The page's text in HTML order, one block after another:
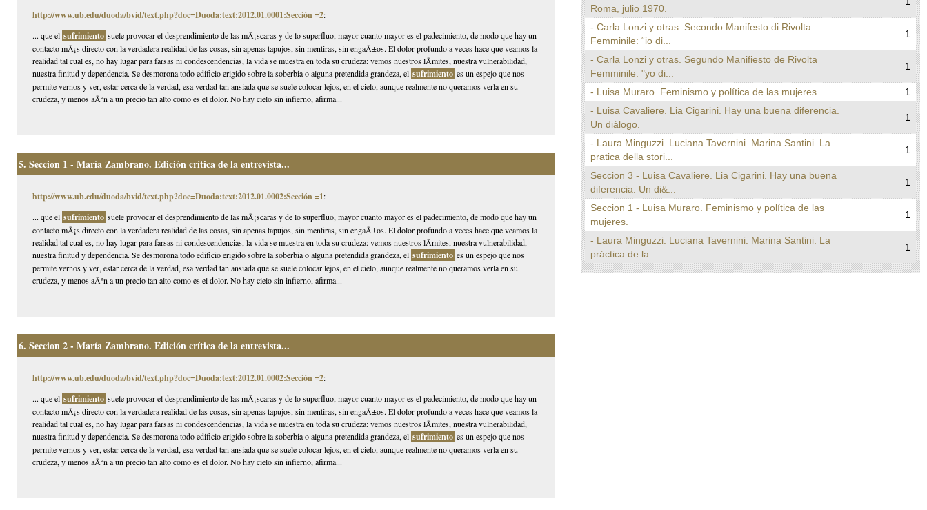
http://www.ub.edu/duoda/bvid/text.php?doc=Duoda:text:2012.01.0001:Sección =2:
... que el sufrimiento suele provocar el desprendimiento de las mÃ¡scaras y de lo superfluo, mayor cuanto mayor es el padecimiento, de modo que hay un
contacto mÃ¡s directo con la verdadera realidad de las cosas, sin apenas tapujos, sin mentiras, sin engaÃ±os. El dolor profundo a veces hace que veamos la
realidad tal cual es, no hay lugar para farsas ni condescendencias, la vida se muestra en toda su crudeza: vemos nuestros lÃ­mites, nuestra vulnerabilidad,
nuestra finitud y dependencia. Se desmorona todo edificio erigido sobre la soberbia o alguna pretendida grandeza, el sufrimiento es un espejo que nos
permite vernos y ver, estar cerca de la verdad, esa verdad tan ansiada que se suele colocar lejos, en el cielo, aunque realmente no queramos verla en su
crudeza, y menos aÃºn a un precio tan alto como es el dolor. No hay cielo sin infierno, afirma...
5. Seccion 1 - María Zambrano. Edición crítica de la entrevista...
http://www.ub.edu/duoda/bvid/text.php?doc=Duoda:text:2012.01.0002:Sección =1:
... que el sufrimiento suele provocar el desprendimiento de las mÃ¡scaras y de lo superfluo, mayor cuanto mayor es el padecimiento, de modo que hay un
contacto mÃ¡s directo con la verdadera realidad de las cosas, sin apenas tapujos, sin mentiras, sin engaÃ±os. El dolor profundo a veces hace que veamos la
realidad tal cual es, no hay lugar para farsas ni condescendencias, la vida se muestra en toda su crudeza: vemos nuestros lÃ­mites, nuestra vulnerabilidad,
nuestra finitud y dependencia. Se desmorona todo edificio erigido sobre la soberbia o alguna pretendida grandeza, el sufrimiento es un espejo que nos
permite vernos y ver, estar cerca de la verdad, esa verdad tan ansiada que se suele colocar lejos, en el cielo, aunque realmente no queramos verla en su
crudeza, y menos aÃºn a un precio tan alto como es el dolor. No hay cielo sin infierno, afirma...
6. Seccion 2 - María Zambrano. Edición crítica de la entrevista...
http://www.ub.edu/duoda/bvid/text.php?doc=Duoda:text:2012.01.0002:Sección =2:
... que el sufrimiento suele provocar el desprendimiento de las mÃ¡scaras y de lo superfluo, mayor cuanto mayor es el padecimiento, de modo que hay un
contacto mÃ¡s directo con la verdadera realidad de las cosas, sin apenas tapujos, sin mentiras, sin engaÃ±os. El dolor profundo a veces hace que veamos la
realidad tal cual es, no hay lugar para farsas ni condescendencias, la vida se muestra en toda su crudeza: vemos nuestros lÃ­mites, nuestra vulnerabilidad,
nuestra finitud y dependencia. Se desmorona todo edificio erigido sobre la soberbia o alguna pretendida grandeza, el sufrimiento es un espejo que nos
permite vernos y ver, estar cerca de la verdad, esa verdad tan ansiada que se suele colocar lejos, en el cielo, aunque realmente no queramos verla en su
crudeza, y menos aÃºn a un precio tan alto como es el dolor. No hay cielo sin infierno, afirma...
Roma, julio 1970.
- Carla Lonzi y otras. Secondo Manifesto di Rivolta
Femminile: “io di...
1
- Carla Lonzi y otras. Segundo Manifiesto de Rivolta
Femminile: "yo di...
1
- Luisa Muraro. Feminismo y política de las mujeres.
1
- Luisa Cavaliere. Lia Cigarini. Hay una buena diferencia.
Un diálogo.
1
- Laura Minguzzi. Luciana Tavernini. Marina Santini. La
pratica della stori...
1
Seccion 3 - Luisa Cavaliere. Lia Cigarini. Hay una buena
diferencia. Un di&...
1
Seccion 1 - Luisa Muraro. Feminismo y política de las
mujeres.
1
- Laura Minguzzi. Luciana Tavernini. Marina Santini. La
práctica de la...
1